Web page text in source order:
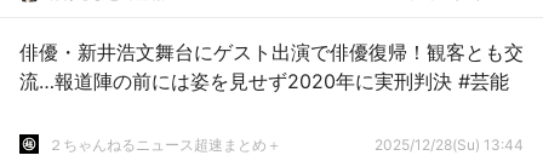
俳優・新井浩文舞台にゲスト出演で俳優復帰！観客とも交
流…報道陣の前には姿を見せず2020年に実刑判決 #芸能
２ちゃんねるニュース超速まとめ＋ 2025/12/28(Su) 13:44